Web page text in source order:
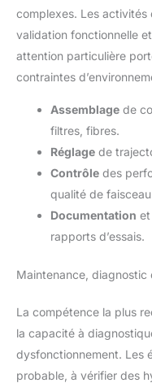
complexes. Les activités
validation fonctionnelle
attention particulière
contraintes
Assemblage de
filtres, fibres.
Réglage de
Contrôle des
qualité de
Documentation et
rapports d’essais.
Maintenance, diagnostic
La compétence la plus
la capacité à
dysfonctionnement. Les
probable, à vérifier des